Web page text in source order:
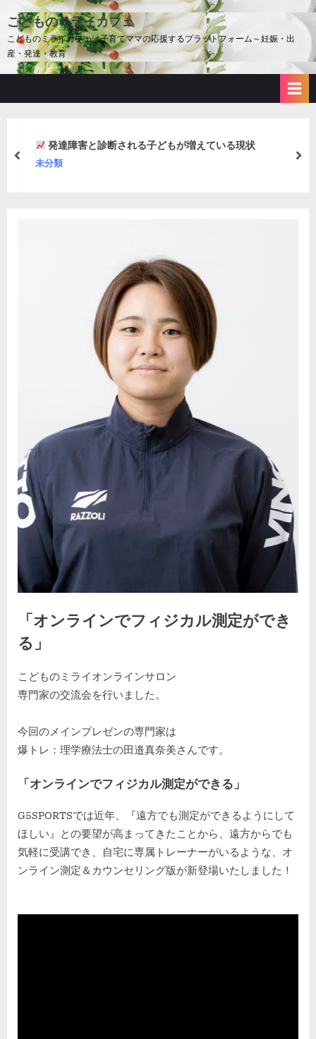
content
こどものミライカフェ
こどものミライカフェは子育てママの応援するプラットフォーム～妊娠・出
産・発達・教育
発達障害と診断される子どもが増えている現状
未分類
prev
「オンラインでフィジカル測定ができ
る」
on
ン
ラ
ン
で
ィ
ジ
測
定
が
る」
こどものミライオンラインサロン
専門家の交流会を行いました。
今回のメインプレゼンの専門家は
爆トレ：理学療法士の田邉真奈美さんです。
「オンラインでフィジカル測定ができる」
G5SPORTSでは近年、『遠方でも測定ができるようにして
ほしい』との要望が高まってきたことから、遠方からでも
気軽に受講でき、自宅に専属トレーナーがいるような、オ
ンライン測定＆カウンセリング版が新登場いたしました！